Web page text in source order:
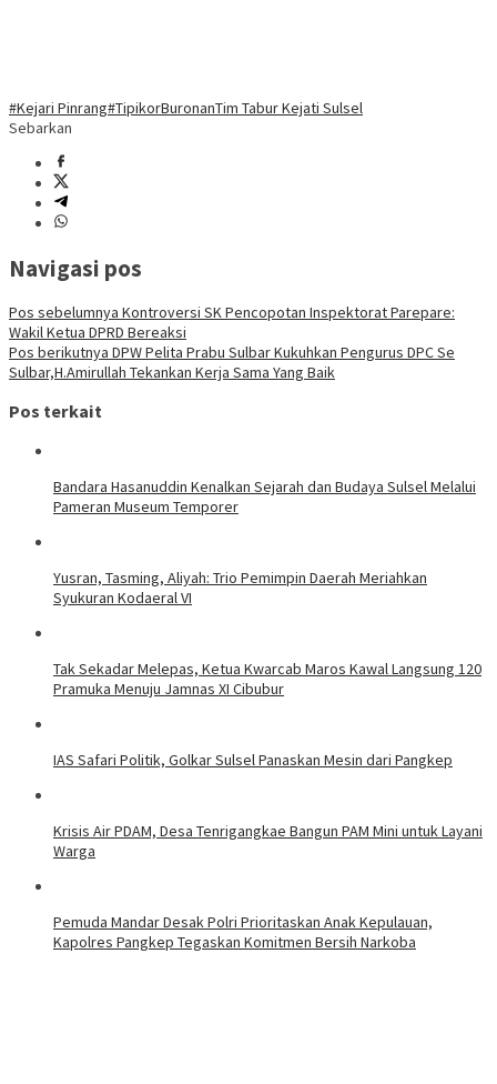
#Kejari Pinrang#TipikorBuronanTim Tabur Kejati Sulsel
Sebarkan
Navigasi pos
Pos sebelumnya Kontroversi SK Pencopotan Inspektorat Parepare:
Wakil Ketua DPRD Bereaksi
Pos berikutnya DPW Pelita Prabu Sulbar Kukuhkan Pengurus DPC Se
Sulbar,H.Amirullah Tekankan Kerja Sama Yang Baik
Pos terkait
Bandara Hasanuddin Kenalkan Sejarah dan Budaya Sulsel Melalui
Pameran Museum Temporer
Yusran, Tasming, Aliyah: Trio Pemimpin Daerah Meriahkan
Syukuran Kodaeral VI
Tak Sekadar Melepas, Ketua Kwarcab Maros Kawal Langsung 120
Pramuka Menuju Jamnas XI Cibubur
IAS Safari Politik, Golkar Sulsel Panaskan Mesin dari Pangkep
Krisis Air PDAM, Desa Tenrigangkae Bangun PAM Mini untuk Layani
Warga
Pemuda Mandar Desak Polri Prioritaskan Anak Kepulauan,
Kapolres Pangkep Tegaskan Komitmen Bersih Narkoba